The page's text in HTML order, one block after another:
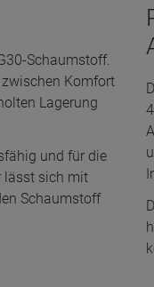
Schaumstoff.
Komfort
Lagerung
und für die
lässt sich mit
Schaumstoff